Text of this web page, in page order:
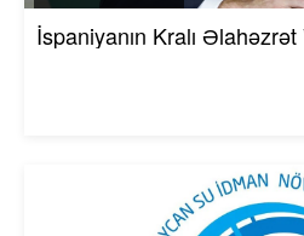
İspaniyanın Kralı